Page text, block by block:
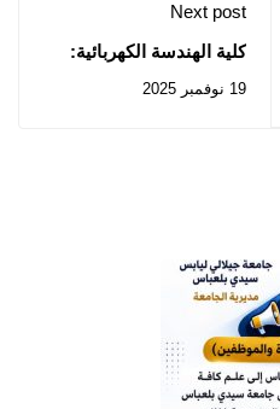
Next post
كلية الهندسة الكهربائية:
19 نوفمبر 2025